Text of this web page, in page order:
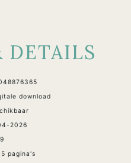
DETAILS
download
2026
pagina's